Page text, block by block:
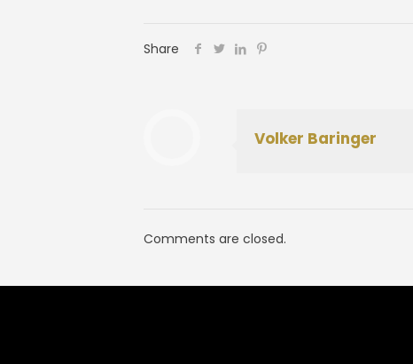
Share
Volker Baringer
Comments are closed.